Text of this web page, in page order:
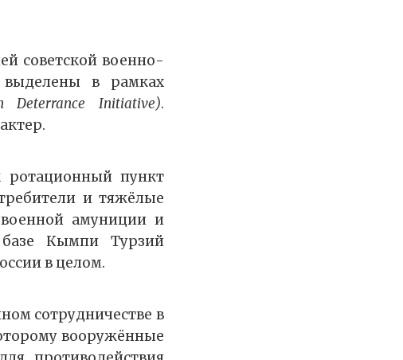
советской военно-
в рамках
Deterrance Initiative).
ротационный пункт
и тяжёлые
амуниции и
Кымпи Турзий
в целом.
сотрудничестве в
вооружённые